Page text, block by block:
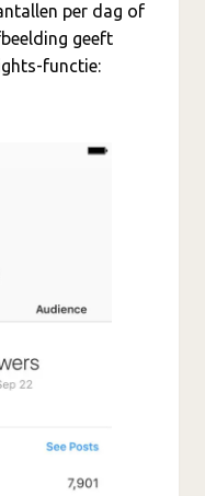
per dag of
geeft
functie: